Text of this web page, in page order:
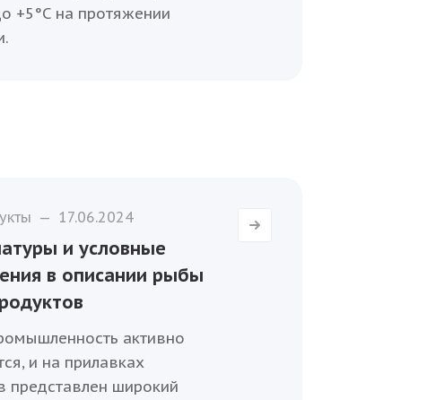
+5°C на протяжении
— 17.06.2024
и условные
в описании рыбы
активно
и на прилавках
представлен широкий